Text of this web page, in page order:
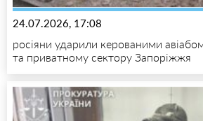
24.07.2026, 17:08
росіяни ударили керованими
та приватному сектору Запоріжжя